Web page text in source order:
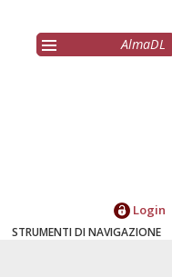
AlmaDL
Login
STRUMENTI DI NAVIGAZIONE